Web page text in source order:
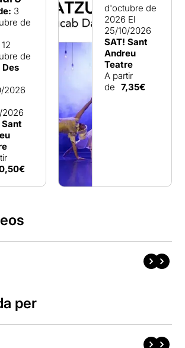
3
de
12
de
Des
2026
2026
Sant
d'octubre de
2026 El
25/10/2026
SAT! Sant
Andreu
Teatre
A partir
de 7,35€
per